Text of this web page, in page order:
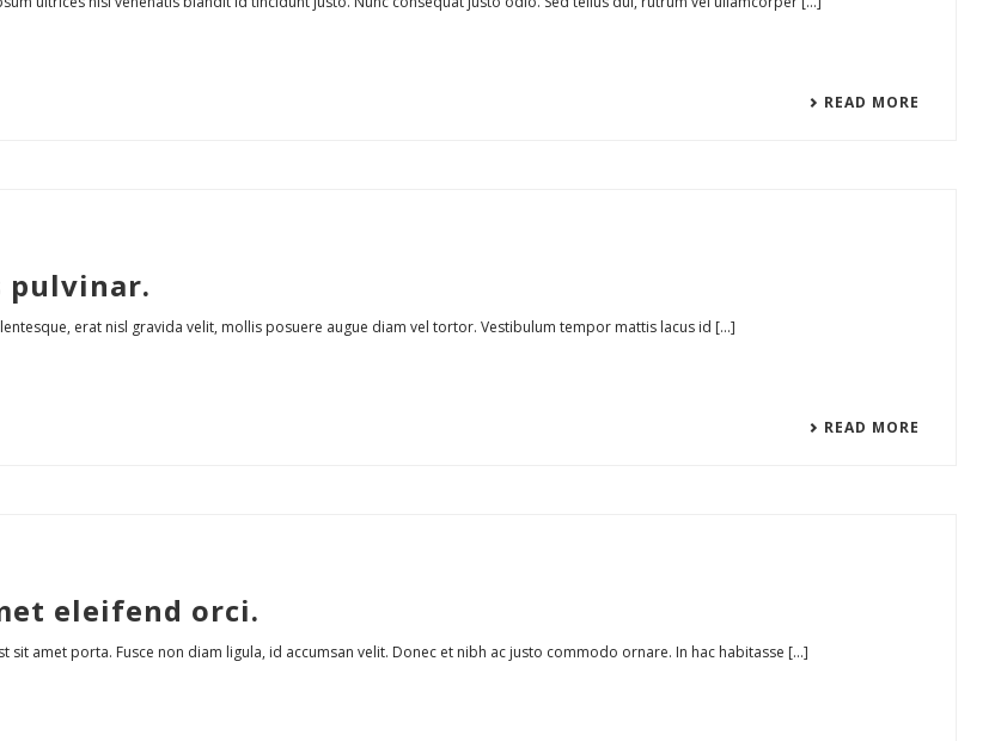
READ MORE
pulvinar.
erat nisl gravida velit, mollis posuere augue diam vel tortor. Vestibulum tempor mattis lacus id [...]
READ MORE
eleifend orci.
amet porta. Fusce non diam ligula, id accumsan velit. Donec et nibh ac justo commodo ornare. In hac habitasse [...]